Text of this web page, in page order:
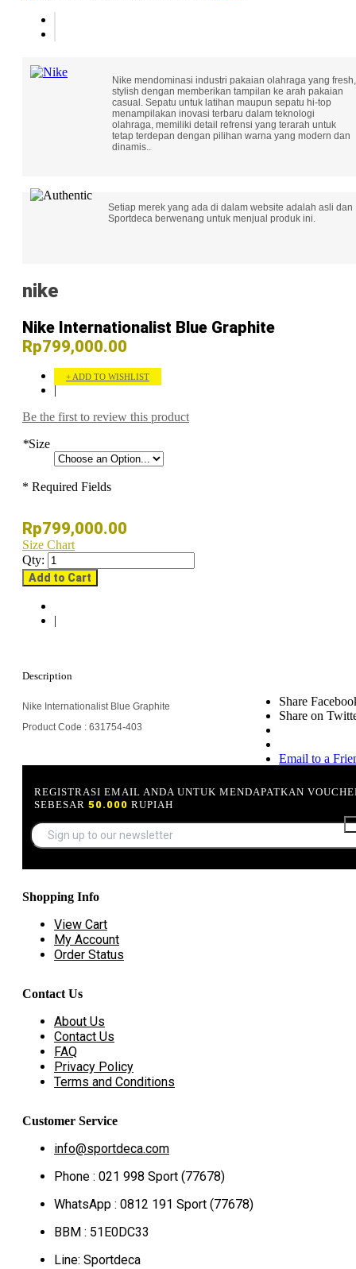
Nike mendominasi industri pakaian olahraga yang fresh,
stylish dengan memberikan tampilan ke arah pakaian
casual. Sepatu untuk latihan maupun sepatu hi-top
menampilakan inovasi terbaru dalam teknologi
olahraga, memiliki detail refrensi yang terarah untuk
tetap terdepan dengan pilihan warna yang modern dan
dinamis..
Setiap merek yang ada di dalam website adalah asli dan
Sportdeca berwenang untuk menjual produk ini.
nike
Nike Internationalist Blue Graphite
Rp799,000.00
ADD TO WISHLIST
|
Be the first to review this product
*Size
* Required Fields
Rp799,000.00
Size Chart
Qty:
Add to Cart
|
Share
Share on
Email to a
Description
Nike Internationalist Blue Graphite
Product Code : 631754-403
REGISTRASI EMAIL ANDA UNTUK MENDAPATKAN
SEBESAR 50.000 RUPIAH
Shopping Info
View Cart
My Account
Order Status
Contact Us
About Us
Contact Us
FAQ
Privacy Policy
Terms and Conditions
Customer Service
info@sportdeca.com
Phone : 021 998 Sport (77678)
WhatsApp : 0812 191 Sport (77678)
BBM : 51E0DC33
Line: Sportdeca